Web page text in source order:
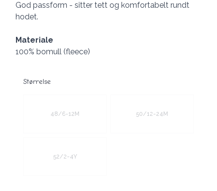
God passform - sitter tett og komfortabelt rundt
hodet.
Materiale
100% bomull (fleece)
Størrelse
48/6-12M 50/12-24M
52/2-4Y